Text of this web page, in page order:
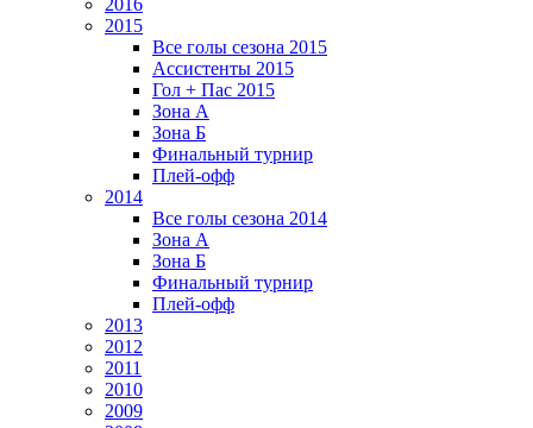
2016
2015
Все голы сезона 2015
Ассистенты 2015
Гол + Пас 2015
Зона А
Зона Б
Финальный турнир
Плей-офф
2014
Все голы сезона 2014
Зона А
Зона Б
Финальный турнир
Плей-офф
2013
2012
2011
2010
2009